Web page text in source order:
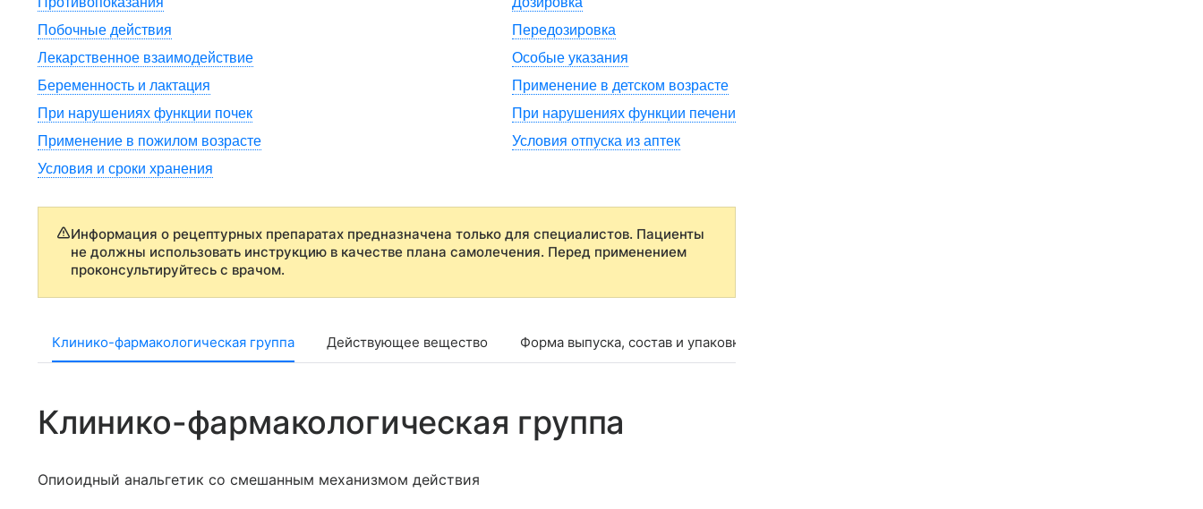
Побочные действия
Передозировка
Лекарственное взаимодействие
Особые указания
Беременность и лактация
Применение в детском возрасте
При нарушениях функции почек
При нарушениях функции печени
Применение в пожилом возрасте
Условия отпуска из аптек
Условия и сроки хранения
Информация о рецептурных препаратах предназначена только для специалистов. Пациенты
не должны использовать инструкцию в качестве плана самолечения. Перед применением
проконсультируйтесь с врачом.
Клинико-фармакологическая группа Действующее вещество Форма выпуска, состав и упаковка
Клинико-фармакологическая группа
Опиоидный анальгетик со смешанным механизмом действия